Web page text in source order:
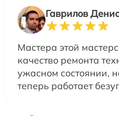
Гаврилов Денис
Мастера этой
качество ремонта
ужасном состоянии,
теперь работает